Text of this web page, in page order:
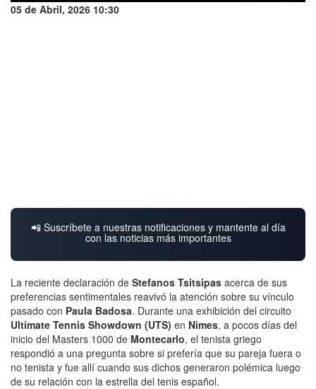
05 de Abril, 2026 10:30
📲 Suscríbete a nuestras notificaciones y mantente al día
con las noticias más importantes
La reciente declaración de Stefanos Tsitsipas acerca de sus
preferencias sentimentales reavivó la atención sobre su vínculo
pasado con Paula Badosa. Durante una exhibición del circuito
Ultimate Tennis Showdown (UTS) en Nimes, a pocos días del
inicio del Masters 1000 de Montecarlo, el tenista griego
respondió a una pregunta sobre si prefería que su pareja fuera o
no tenista y fue allí cuando sus dichos generaron polémica luego
de su relación con la estrella del tenis español.